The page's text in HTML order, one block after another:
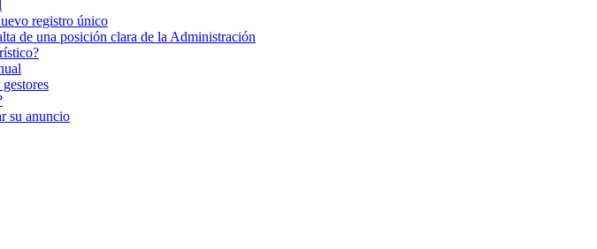
registro único
de una posición clara de la Administración
su anuncio